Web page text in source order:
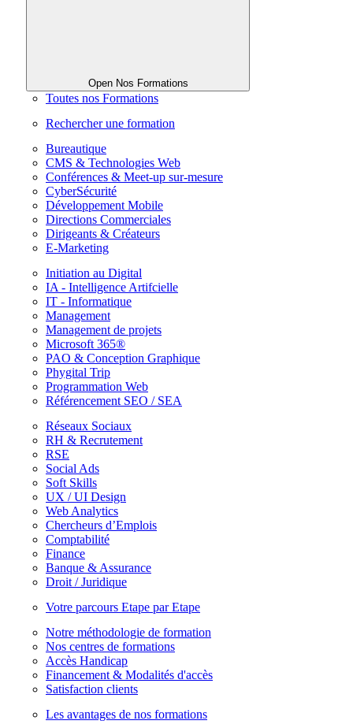
Open Nos Formations
Toutes nos Formations
Rechercher une formation
Bureautique
CMS & Technologies Web
Conférences & Meet-up sur-mesure
CyberSécurité
Développement Mobile
Directions Commerciales
Dirigeants & Créateurs
E-Marketing
Initiation au Digital
IA - Intelligence Artifcielle
IT - Informatique
Management
Management de projets
Microsoft 365®
PAO & Conception Graphique
Phygital Trip
Programmation Web
Référencement SEO / SEA
Réseaux Sociaux
RH & Recrutement
RSE
Social Ads
Soft Skills
UX / UI Design
Web Analytics
Chercheurs d’Emplois
Comptabilité
Finance
Banque & Assurance
Droit / Juridique
Votre parcours Etape par Etape
Notre méthodologie de formation
Nos centres de formations
Accès Handicap
Financement & Modalités d'accès
Satisfaction clients
Les avantages de nos formations